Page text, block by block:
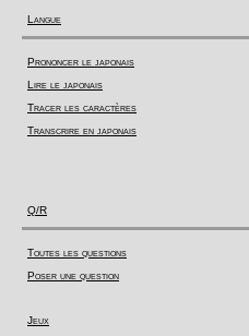
Langue
Prononcer le japonais
Lire le japonais
Tracer les caractères
Transcrire en japonais
Q/R
Toutes les questions
Poser une question
Jeux